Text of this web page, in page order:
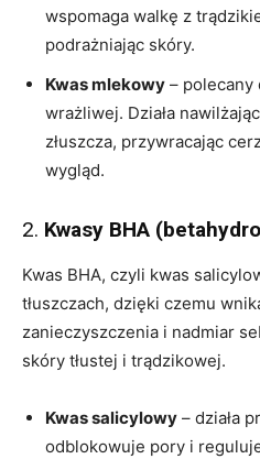
wspomaga walkę z
podrażniając skóry.
Kwas mlekowy – polecany
wrażliwej. Działa
złuszcza, przywracając
wygląd.
2. Kwasy BHA
Kwas BHA, czyli kwas
tłuszczach, dzięki czemu
zanieczyszczenia i nadmiar
skóry tłustej i trądzikowej.
Kwas salicylowy – działa
odblokowuje pory i